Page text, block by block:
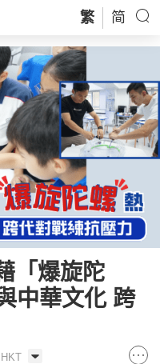
繁 简
「爆旋陀
中華文化 跨